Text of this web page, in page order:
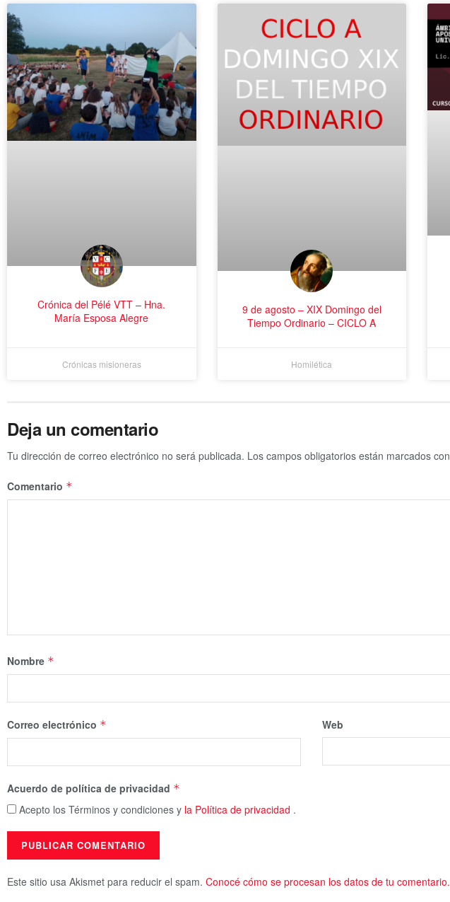
Crónica del Pélé VTT – Hna.
María Esposa Alegre
Crónicas misioneras
9 de agosto – XIX Domingo del
Tiempo Ordinario – CICLO A
Homilética
Deja un comentario
Tu dirección de correo electrónico no será publicada. Los campos obligatorios están marcados con
Comentario *
Nombre *
Correo electrónico * Web
Acuerdo de política de privacidad *
Acepto los Términos y condiciones y la Política de privacidad .
Este sitio usa Akismet para reducir el spam. Conocé cómo se procesan los datos de tu comentario.